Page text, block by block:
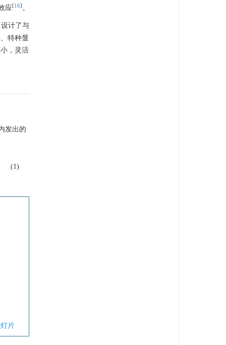
应[16] 。
计了与
特种显
，灵活
发出的
(1)
片